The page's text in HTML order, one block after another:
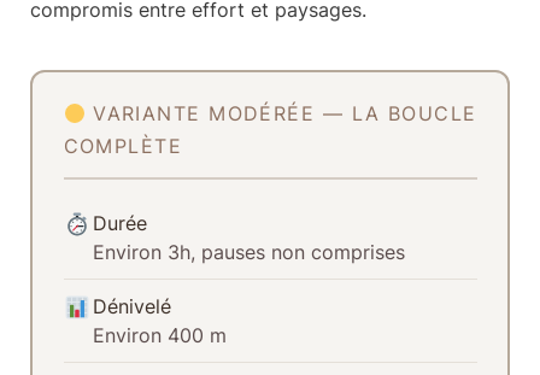
compromis entre effort et paysages.
VARIANTE MODÉRÉE — LA BOUCLE
COMPLÈTE
Durée
Environ 3h, pauses non comprises
Dénivelé
Environ 400 m